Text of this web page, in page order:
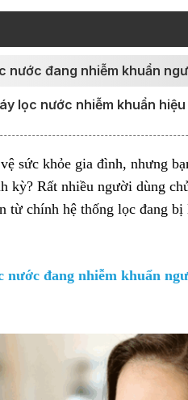
nước đang nhiễm khuẩn
lọc nước nhiễm khuẩn hiệu
sức khỏe gia đình, nhưng
kỳ? Rất nhiều người dùng
từ chính hệ thống lọc đang
nước đang nhiễm khuẩn